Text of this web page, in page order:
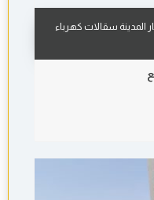
المدينة سقالات كهرباء